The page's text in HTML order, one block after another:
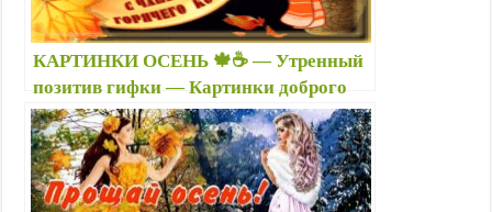
КАРТИНКИ ОСЕНЬ 🍁☕ — Утренный
позитив гифки — Картинки доброго
утра, дня, вечера — 25 октября День
осеннего кофе